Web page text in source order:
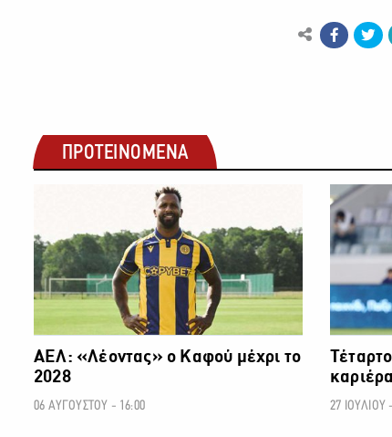
ΠΡΟΤΕΙΝΟΜΕΝΑ
ΑΕΛ: «Λέοντας» ο Καφού μέχρι το
2028
06 ΑΥΓΟΥΣΤΟΥ - 16:00 27 ΙΟΥΛΙΟΥ